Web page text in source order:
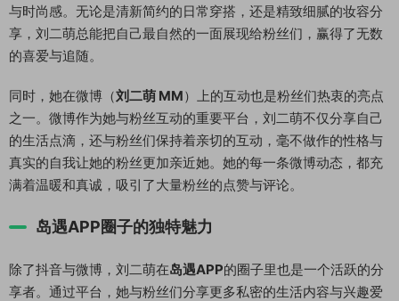
与时尚感。无论是清新简约的日常穿搭，还是精致细腻的妆容分
享，刘二萌总能把自己最自然的一面展现给粉丝们，赢得了无数
的喜爱与追随。
同时，她在微博（刘二萌 MM）上的互动也是粉丝们热衷的亮点
之一。微博作为她与粉丝互动的重要平台，刘二萌不仅分享自己
的生活点滴，还与粉丝们保持着亲切的互动，毫不做作的性格与
真实的自我让她的粉丝更加亲近她。她的每一条微博动态，都充
满着温暖和真诚，吸引了大量粉丝的点赞与评论。
岛遇APP圈子的独特魅力
除了抖音与微博，刘二萌在岛遇APP的圈子里也是一个活跃的分
享者。通过平台，她与粉丝们分享更多私密的生活内容与兴趣爱